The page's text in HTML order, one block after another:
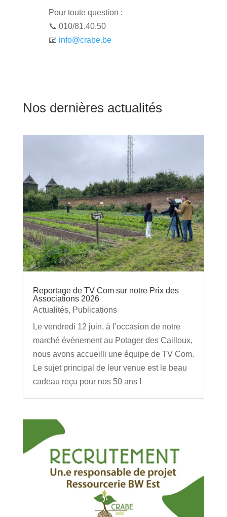
Pour toute question :
📞 010/81.40.50
📧 info@crabe.be
Nos dernières actualités
Reportage de TV Com sur notre Prix des
Associations 2026
Actualités, Publications
Le vendredi 12 juin, à l’occasion de notre
marché événement au Potager des Cailloux,
nous avons accueilli une équipe de TV Com.
Le sujet principal de leur venue est le beau
cadeau reçu pour nos 50 ans !